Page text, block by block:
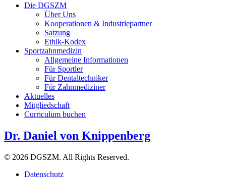
Die DGSZM
Über Uns
Kooperationen & Industriepartner
Satzung
Ethik-Kodex
Sportzahnmedizin
Allgemeine Informationen
Für Sportler
Für Dentaltechniker
Für Zahnmediziner
Aktuelles
Mitgliedschaft
Curriculum buchen
Dr. Daniel von Knippenberg
© 2026 DGSZM. All Rights Reserved.
Datenschutz